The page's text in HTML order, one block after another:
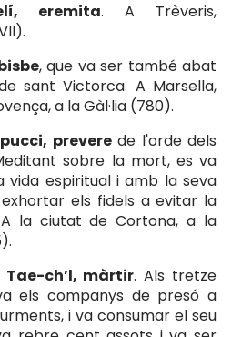
eremita. A Trèveris,
, que va ser també abat
sant Victorca. A Marsella,
a la Gàl·lia (780).
preverede l'orde dels
sobre la mort, es va
vida espiritual i amb la seva
els fidels a evitar la
la ciutat de Cortona, a la
Tae-ch’l, màrtir. Als tretze
els companys de presó a
i va consumar el seu